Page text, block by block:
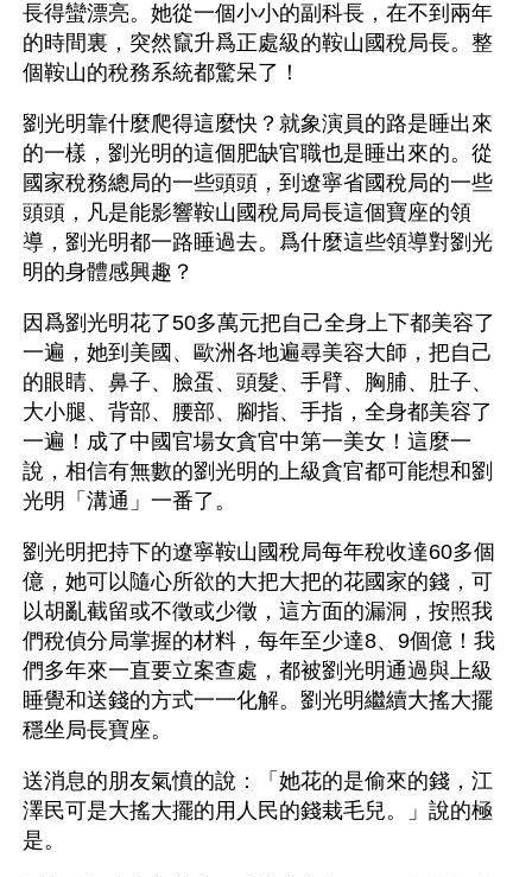
長得蠻漂亮。她從一個小小的副科長，在不到兩年
的時間裏，突然竄升爲正處級的鞍山國稅局長。整
個鞍山的稅務系統都驚呆了！
劉光明靠什麼爬得這麼快？就象演員的路是睡出來
的一樣，劉光明的這個肥缺官職也是睡出來的。從
國家稅務總局的一些頭頭，到遼寧省國稅局的一些
頭頭，凡是能影響鞍山國稅局局長這個寶座的領
導，劉光明都一路睡過去。爲什麼這些領導對劉光
明的身體感興趣？
因爲劉光明花了50多萬元把自己全身上下都美容了
一遍，她到美國、歐洲各地遍尋美容大師，把自己
的眼睛、鼻子、臉蛋、頭髮、手臂、胸脯、肚子、
大小腿、背部、腰部、腳指、手指，全身都美容了
一遍！成了中國官場女貪官中第一美女！這麼一
說，相信有無數的劉光明的上級貪官都可能想和劉
光明「溝通」一番了。
劉光明把持下的遼寧鞍山國稅局每年稅收達60多個
億，她可以隨心所欲的大把大把的花國家的錢，可
以胡亂截留或不徵或少徵，這方面的漏洞，按照我
們稅偵分局掌握的材料，每年至少達8、9個億！我
們多年來一直要立案查處，都被劉光明通過與上級
睡覺和送錢的方式一一化解。劉光明繼續大搖大擺
穩坐局長寶座。
送消息的朋友氣憤的說：「她花的是偷來的錢，江
澤民可是大搖大擺的用人民的錢栽毛兒。」說的極
是。